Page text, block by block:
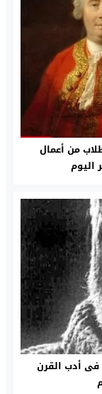
من أعمال
اليوم
فى أدب القرن